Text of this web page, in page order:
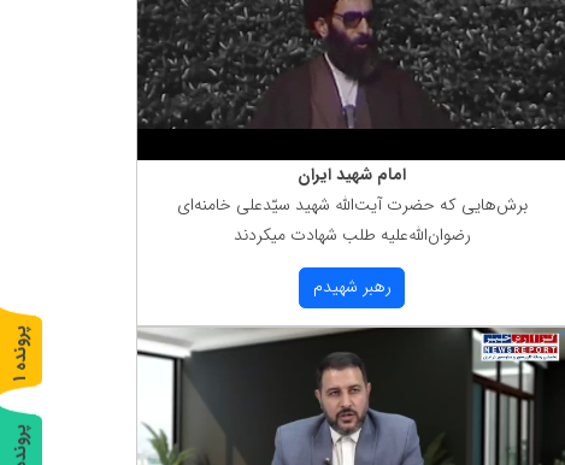
امام شهید ایران
برش‌هایی كه حضرت آیت‌الله شهید سیّدعلی خامنه‌ای
رضوان‌الله‌علیه طلب شهادت میكردند
رهبر شهیدم
پ
ر
و
ن
د
ه
1
پ
2